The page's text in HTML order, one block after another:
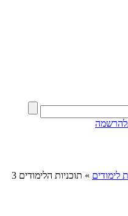
להרשמה
לימודים » תוכניות הלימודים 3